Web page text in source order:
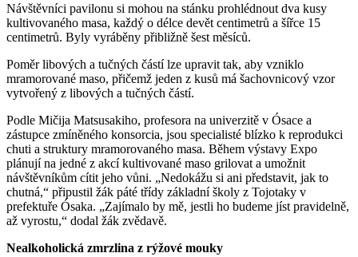
Návštěvníci pavilonu si mohou na stánku prohlédnout dva kusy
kultivovaného masa, každý o délce devět centimetrů a šířce 15
centimetrů. Byly vyráběny přibližně šest měsíců.
Poměr libových a tučných částí lze upravit tak, aby vzniklo
mramorované maso, přičemž jeden z kusů má šachovnicový vzor
vytvořený z libových a tučných částí.
Podle Mičija Matsusakiho, profesora na univerzitě v Ósace a
zástupce zmíněného konsorcia, jsou specialisté blízko k reprodukci
chuti a struktury mramorovaného masa. Během výstavy Expo
plánují na jedné z akcí kultivované maso grilovat a umožnit
návštěvníkům cítit jeho vůni. „Nedokážu si ani představit, jak to
chutná,“ připustil žák páté třídy základní školy z Tojotaky v
prefektuře Ósaka. „Zajímalo by mě, jestli ho budeme jíst pravidelně,
až vyrostu,“ dodal žák zvědavě.
Nealkoholická zmrzlina z rýžové mouky